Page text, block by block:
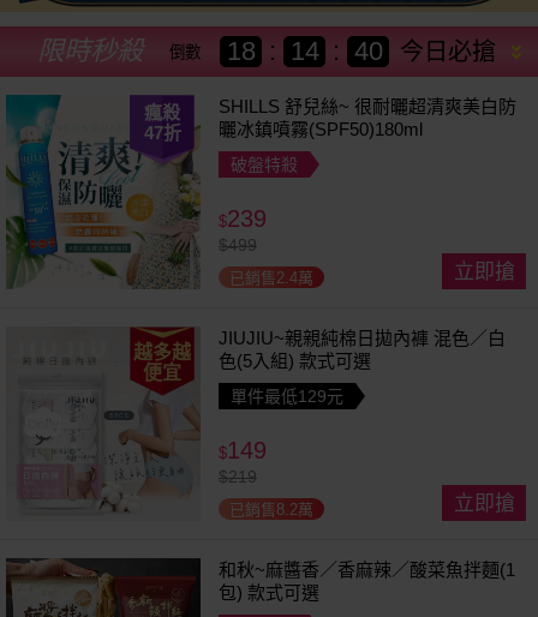
今日必搶
限時秒殺 倒數 18 : 14 : 37
瘋殺
47折
SHILLS 舒兒絲~ 很耐曬超清爽美白防
曬冰鎮噴霧(SPF50)180ml
破盤特殺
$239
$499
已銷售2.4萬 立即搶
越多越
便宜
JIUJIU~親親純棉日拋內褲 混色／白
色(5入組) 款式可選
單件最低129元
$149
$219
已銷售8.2萬 立即搶
和秋~麻醬香／香麻辣／酸菜魚拌麵(1
包) 款式可選